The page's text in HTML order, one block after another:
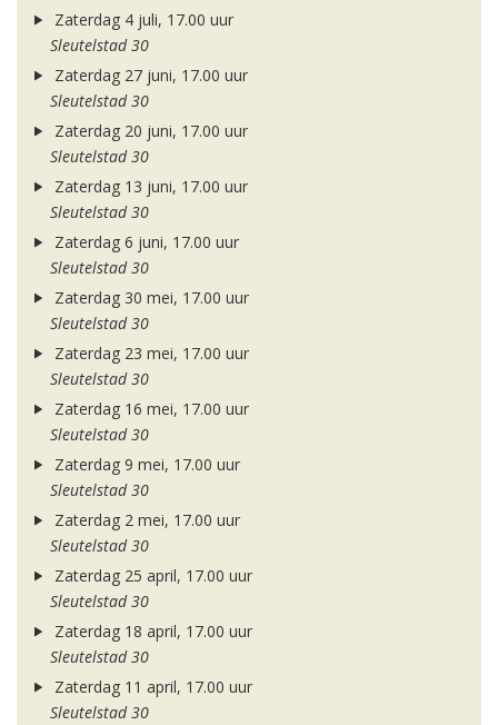
Zaterdag 4 juli, 17.00 uur
Sleutelstad 30
Zaterdag 27 juni, 17.00 uur
Sleutelstad 30
Zaterdag 20 juni, 17.00 uur
Sleutelstad 30
Zaterdag 13 juni, 17.00 uur
Sleutelstad 30
Zaterdag 6 juni, 17.00 uur
Sleutelstad 30
Zaterdag 30 mei, 17.00 uur
Sleutelstad 30
Zaterdag 23 mei, 17.00 uur
Sleutelstad 30
Zaterdag 16 mei, 17.00 uur
Sleutelstad 30
Zaterdag 9 mei, 17.00 uur
Sleutelstad 30
Zaterdag 2 mei, 17.00 uur
Sleutelstad 30
Zaterdag 25 april, 17.00 uur
Sleutelstad 30
Zaterdag 18 april, 17.00 uur
Sleutelstad 30
Zaterdag 11 april, 17.00 uur
Sleutelstad 30